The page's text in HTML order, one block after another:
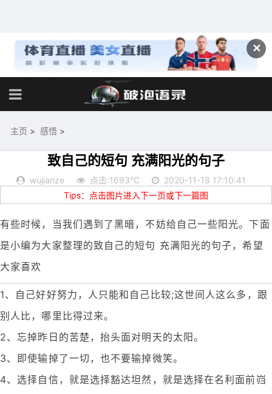
✕
主页 > 感悟 >
致自己的短句 充满阳光的句子
wujianze 点击:1693℃
2020-11-18 17:10:41
Tips：点击图片进入下一页或下一篇图
有些时候，当我们遇到了黑暗，不妨给自己一些阳光。下面
是小编为大家整理的致自己的短句 充满阳光的句子，希望
大家喜欢
1、自己好好努力，人只能和自己比较;这世间人这么多，跟
别人比，哪里比得过来。
2、忘掉昨日的苦楚，抬头面对明天的太阳。
3、即使输掉了一切，也不要输掉微笑。
4、选择自信，就是选择豁达坦然，就是选择在名利面前岿